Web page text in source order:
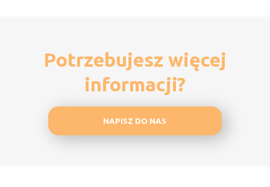
Potrzebujesz więcej
informacji?
NAPISZ DO NAS